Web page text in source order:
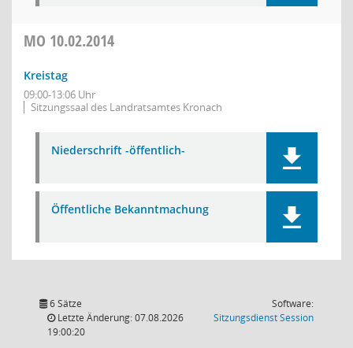
MO 10.02.2014
Kreistag
09:00-13:06 Uhr
Sitzungssaal des Landratsamtes Kronach
Niederschrift -öffentlich-
Öffentliche Bekanntmachung
6 Sätze
Letzte Änderung: 07.08.2026
19:00:20
Software:
SitzungsdienstSession(Wird in